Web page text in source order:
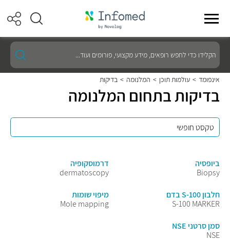
הקלידו
כדי
לחפש
רופאים,
מידע
מקצועי,
פורומים
אינפומד > עולמות תוכן > המלנומה > בדיקות
בדיקות בתחום המלנומה
ביופסיה
Biopsy
דרמוסקופיה
dermatoscopy
חלבון S-100 בדם
S-100 MARKER
מיפוי שומות
Mole mapping
סמן סרטני NSE
NSE